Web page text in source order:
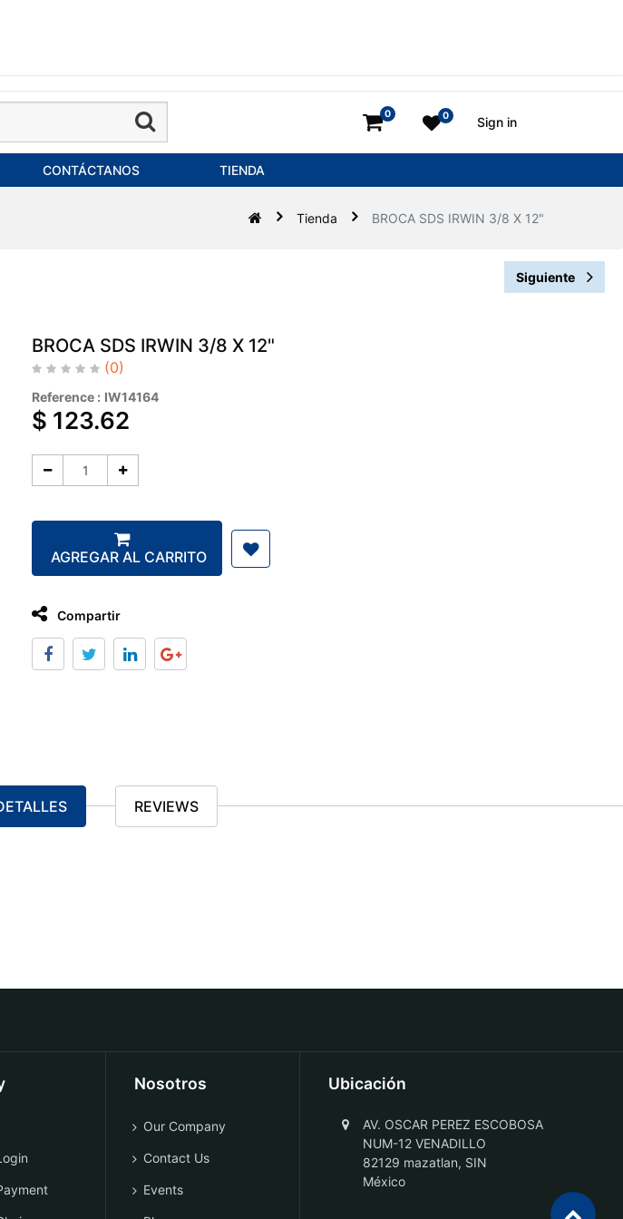
0 0 Sign in
CONTÁCTANOS TIENDA
Tienda BROCA SDS IRWIN 3/8 X 12"
Siguiente
BROCA SDS IRWIN 3/8 X 12"
(0)
Reference : IW14164
$ 123.62
AGREGAR AL CARRITO
Compartir
REVIEWS
Nosotros
Our Company
Contact Us
Events
Ubicación
AV. OSCAR PEREZ ESCOBOSA
NUM-12 VENADILLO
82129 mazatlan, SIN
México